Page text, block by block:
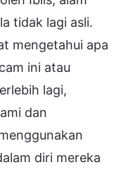
tidak lagi asli.
mengetahui apa
ini atau
lagi,
dan
diri mereka